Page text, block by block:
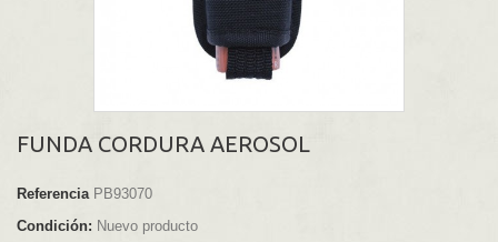
FUNDA CORDURA AEROSOL
Referencia PB93070
Condición: Nuevo producto